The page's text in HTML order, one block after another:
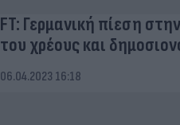
FT: Γερμανική πίεση
του χρέους και
06.04.2023 16:18